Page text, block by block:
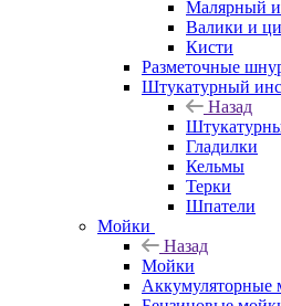
Малярный
Валики и
Кисти
Разметочные
Штукатурный
Назад
Гладилки
Кельмы
Терки
Шпатели
Мойки
Назад
Мойки
Аккумуляторные